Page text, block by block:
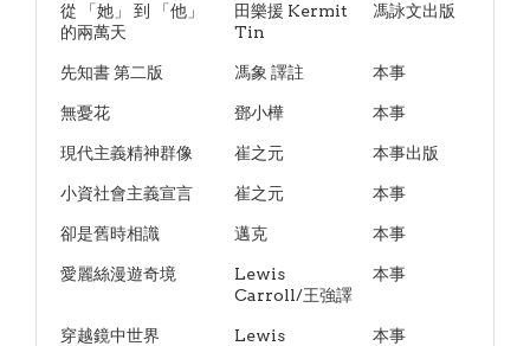
從 「她」 到 「他」
的兩萬天
田樂援 Kermit
Tin
馮詠文出版
先知書 第二版 馮象 譯註 本事
無憂花 鄧小樺 本事
現代主義精神群像 崔之元 本事出版
小資社會主義宣言 崔之元 本事
卻是舊時相識 邁克 本事
愛麗絲漫遊奇境
Lewis
Carroll/王強譯
本事
穿越鏡中世界
Lewis
本事